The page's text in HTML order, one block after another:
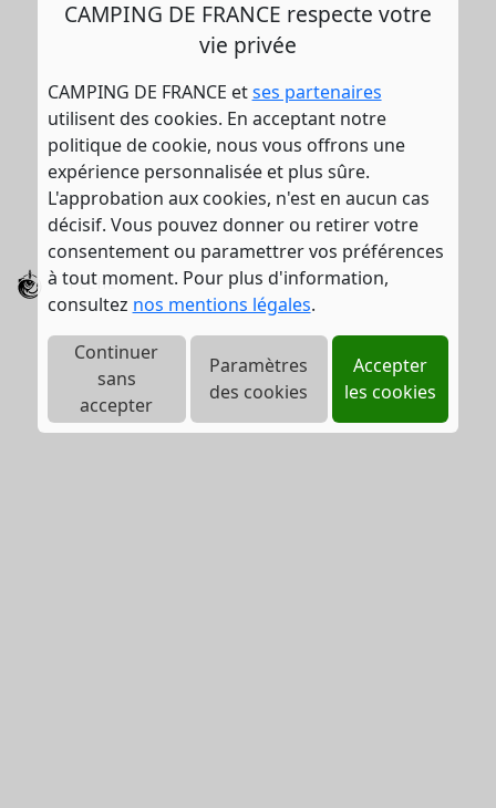
CAMPING DE FRANCE respecte votre
vie privée
CAMPING DE FRANCE etses partenaires
utilisent des cookies. En acceptant notre
politique de cookie, nous vous offrons une
expérience personnalisée et plus sûre.
L'approbation aux cookies, n'est en aucun cas
décisif. Vous pouvez donner ou retirer votre
consentement ou paramettrer vos préférences
à tout moment. Pour plus d'information,
consultez nos mentions légales.
Continuer
sans
accepter
Paramètres
des cookies
Accepter
les cookies
Pêche